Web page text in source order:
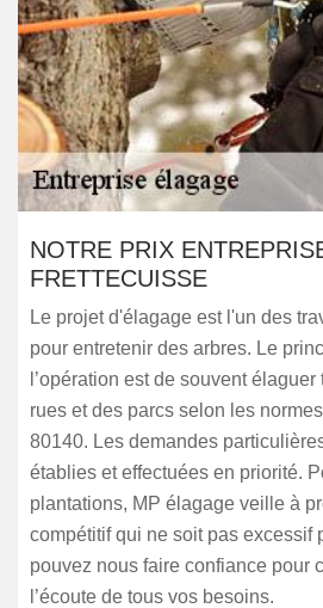
NOTRE PRIX
FRETTECUISSE
Le projet d'élagage est l'un des
pour entretenir des arbres. Le
l’opération est de souvent
rues et des parcs selon les
80140. Les demandes
établies et effectuées en priorité.
plantations, MP élagage veille à
compétitif qui ne soit pas excessif
pouvez nous faire confiance pour
l’écoute de tous vos besoins.